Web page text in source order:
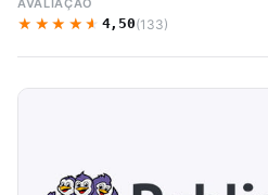
AVALIAÇÃO
★★★★★
★★★★★ 4,50(133)